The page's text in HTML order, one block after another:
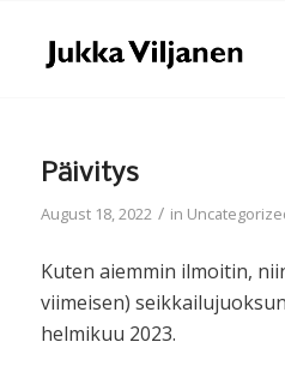
Päivitys
August 18, 2022 / in
Kuten aiemmin ilmoitin,
viimeisen)
helmikuu 2023.